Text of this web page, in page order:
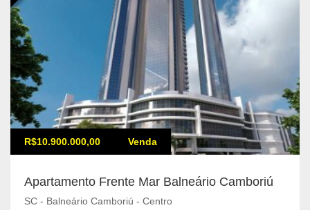
R$10.900.000,00 Venda
Apartamento Frente Mar Balneário Camboriú
SC - Balneário Camboriú - Centro